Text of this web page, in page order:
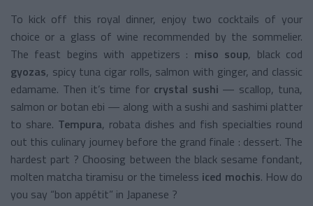
To kick off this royal dinner, enjoy two cocktails of your
choice or a glass of wine recommended by the sommelier.
The feast begins with appetizers : miso soup, black cod
gyozas, spicy tuna cigar rolls, salmon with ginger, and classic
edamame. Then it’s time for crystal sushi — scallop, tuna,
salmon or botan ebi — along with a sushi and sashimi platter
to share. Tempura, robata dishes and fish specialties round
out this culinary journey before the grand finale : dessert. The
hardest part ? Choosing between the black sesame fondant,
molten matcha tiramisu or the timeless iced mochis. How do
you say “bon appétit” in Japanese ?